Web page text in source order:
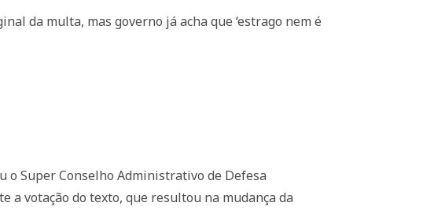
da multa, mas governo já acha que ‘estrago nem é
o Super Conselho Administrativo de Defesa
a votação do texto, que resultou na mudança da